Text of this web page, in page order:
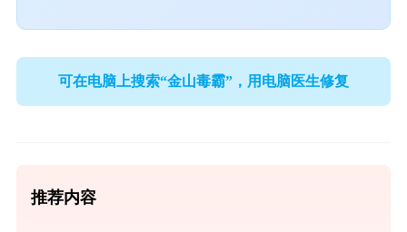
可在电脑上搜索“金山毒霸”，用电脑医生修复
推荐内容